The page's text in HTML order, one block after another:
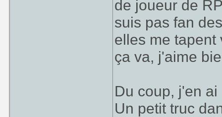
de joueur de
suis pas fan
elles me tapent
ça va, j'aime
Du coup, j'en
Un petit truc